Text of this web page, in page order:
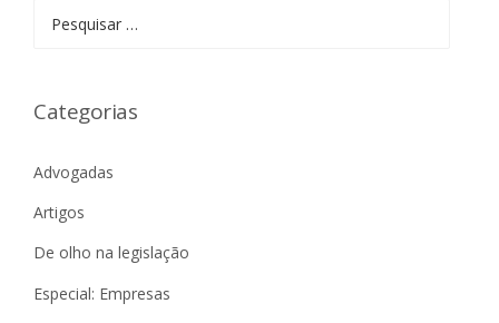
por:
Categorias
Advogadas
Artigos
De olho na legislação
Especial: Empresas